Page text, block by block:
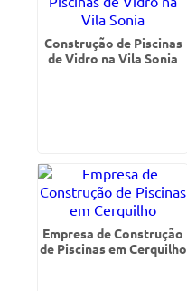
Construção de Piscinas
de Vidro na Vila Sonia
Empresa de Construção
de Piscinas em Cerquilho